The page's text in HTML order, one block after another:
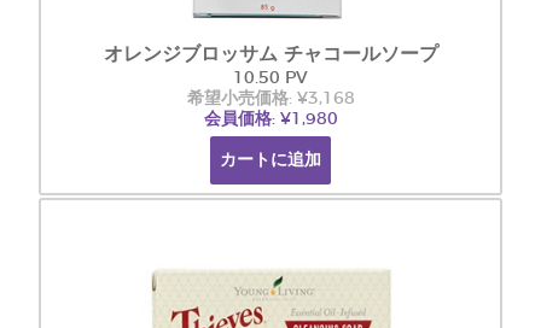
オレンジブロッサム チャコールソープ
10.50 PV
希望小売価格: ¥3,168
会員価格: ¥1,980
カートに追加